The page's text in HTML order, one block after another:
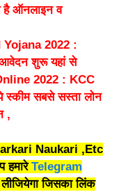
है ऑनलाइन व
2022 :
आवेदन शुरू यहां से
2022 : KCC
स्कीम सबसे सस्ता लोन
,
Naukari ,Etc
Telegram
जिसका लिंक